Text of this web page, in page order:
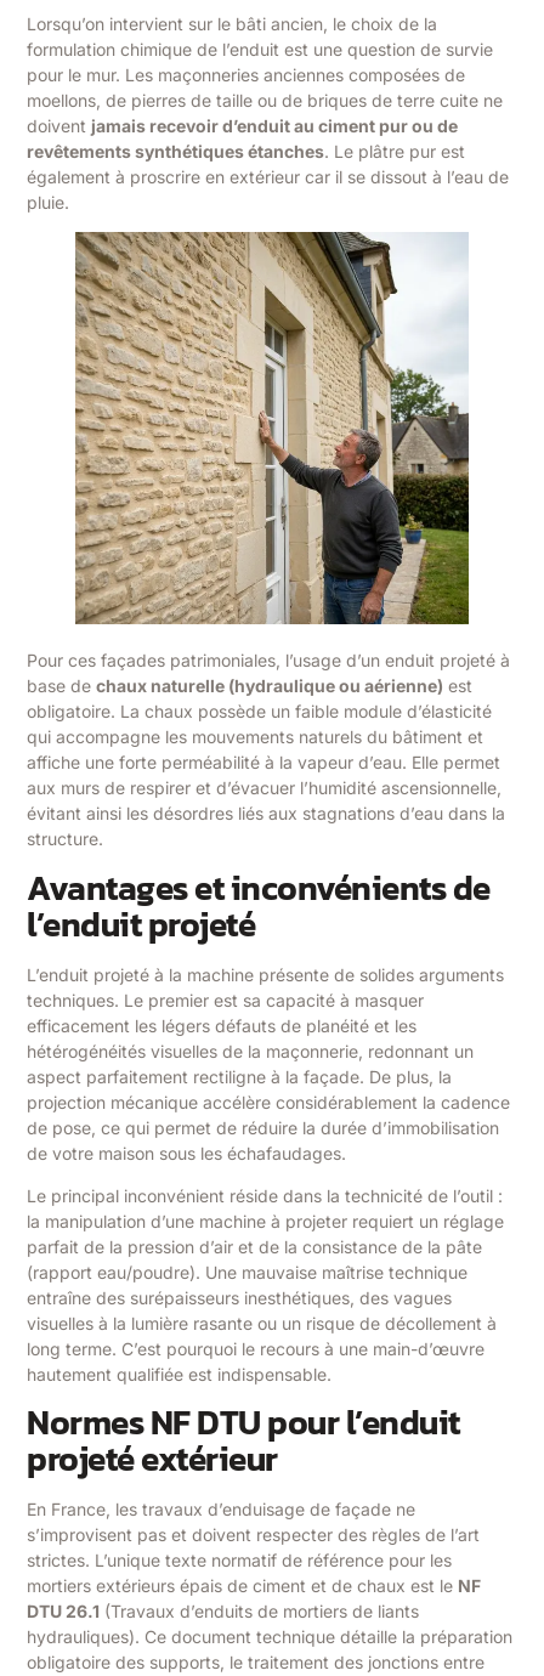
Lorsqu’on intervient sur le bâti ancien, le choix de la
formulation chimique de l’enduit est une question de survie
pour le mur. Les maçonneries anciennes composées de
moellons, de pierres de taille ou de briques de terre cuite ne
doivent jamais recevoir d’enduit au ciment pur ou de
revêtements synthétiques étanches. Le plâtre pur est
également à proscrire en extérieur car il se dissout à l’eau de
pluie.
Pour ces façades patrimoniales, l’usage d’un enduit projeté à
base dechaux naturelle (hydraulique ou aérienne) est
obligatoire. La chaux possède un faible module d’élasticité
qui accompagne les mouvements naturels du bâtiment et
affiche une forte perméabilité à la vapeur d’eau. Elle permet
aux murs de respirer et d’évacuer l’humidité ascensionnelle,
évitant ainsi les désordres liés aux stagnations d’eau dans la
structure.
Avantages et inconvénients de
l’enduit projeté
L’enduit projeté à la machine présente de solides arguments
techniques. Le premier est sa capacité à masquer
efficacement les légers défauts de planéité et les
hétérogénéités visuelles de la maçonnerie, redonnant un
aspect parfaitement rectiligne à la façade. De plus, la
projection mécanique accélère considérablement la cadence
de pose, ce qui permet de réduire la durée d’immobilisation
de votre maison sous les échafaudages.
Le principal inconvénient réside dans la technicité de l’outil :
la manipulation d’une machine à projeter requiert un réglage
parfait de la pression d’air et de la consistance de la pâte
(rapport eau/poudre). Une mauvaise maîtrise technique
entraîne des surépaisseurs inesthétiques, des vagues
visuelles à la lumière rasante ou un risque de décollement à
long terme. C’est pourquoi le recours à une main-d’œuvre
hautement qualifiée est indispensable.
Normes NF DTU pour l’enduit
projeté extérieur
En France, les travaux d’enduisage de façade ne
s’improvisent pas et doivent respecter des règles de l’art
strictes. L’unique texte normatif de référence pour les
mortiers extérieurs épais de ciment et de chaux est le NF
DTU 26.1 (Travaux d’enduits de mortiers de liants
hydrauliques). Ce document technique détaille la préparation
obligatoire des supports, le traitement des jonctions entre